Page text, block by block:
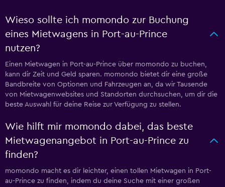
Wieso sollte ich momondo zur Buchung
eines Mietwagens in Port-au-Prince
nutzen?
Einen Mietwagen in Port-au-Prince über momondo zu buchen,
kann dir Zeit und Geld sparen. momondo bietet dir eine große
Bandbreite von Optionen und Fahrzeugen an, da wir Tausende
von Mietwagenwebsites und Standorten durchsuchen, um dir die
beste Auswahl für deine Reise zur Verfügung zu stellen.
Wie hilft mir momondo dabei, das beste
Mietwagenangebot in Port-au-Prince zu
finden?
momondo macht es dir leichter, einen tollen Mietwagen in Port-
au-Prince zu finden, indem du deine Suche mit einer großen